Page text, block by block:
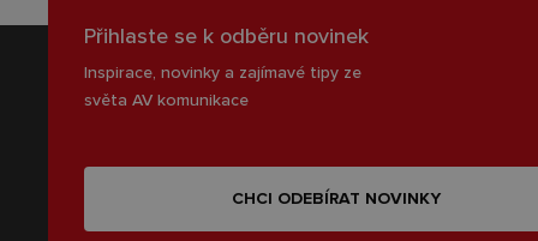
Přihlaste se k odběru novinek
Inspirace, novinky a zajímavé tipy ze
světa AV komunikace
CHCI ODEBÍRAT NOVINKY